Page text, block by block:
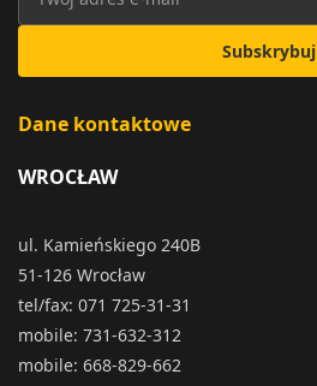
Subskrybuj
Dane kontaktowe
WROCŁAW
ul. Kamieńskiego 240B
51-126 Wrocław
tel/fax: 071 725-31-31
mobile: 731-632-312
mobile: 668-829-662